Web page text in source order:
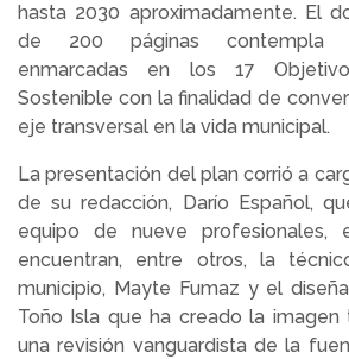
hasta 2030 aproximadamente. El
de 200 páginas contempla
enmarcadas en los 17
Sostenible con la finalidad de
eje transversal en la vida municipal.
La presentación del plan corrió a
de su redacción, Darío Español,
equipo de nueve profesionales,
encuentran, entre otros, la
municipio, Mayte Fumaz y el
Toño Isla que ha creado la imagen
una revisión vanguardista de la